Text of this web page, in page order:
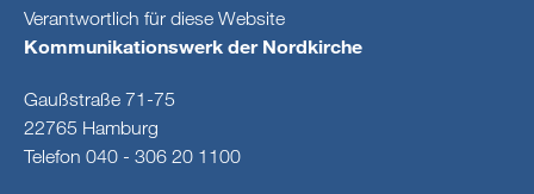
Verantwortlich für diese Website
Kommunikationswerk der Nordkirche
Gaußstraße 71-75
22765 Hamburg
Telefon 040 - 306 20 1100